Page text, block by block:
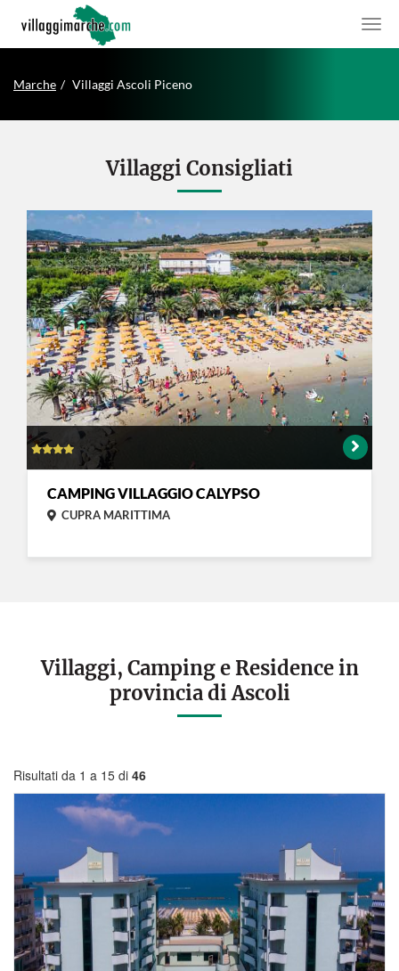
Marche Villaggi Ascoli Piceno
Villaggi Consigliati
CAMPING VILLAGGIO CALYPSO
CUPRA MARITTIMA
Villaggi, Camping e Residence in
provincia di Ascoli
Risultati da 1 a 15 di 46